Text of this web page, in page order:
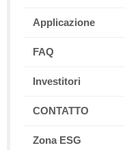
Applicazione
FAQ
Investitori
CONTATTO
Zona ESG